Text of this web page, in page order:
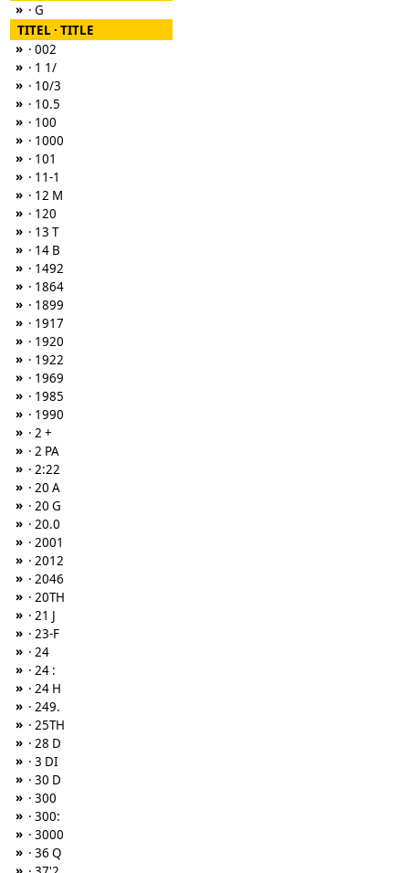
» · G
TITEL · TITLE
» · 002
» · 1 1/
» · 10/3
» · 10.5
» · 100
» · 1000
» · 101
» · 11-1
» · 12 M
» · 120
» · 13 T
» · 14 B
» · 1492
» · 1864
» · 1899
» · 1917
» · 1920
» · 1922
» · 1969
» · 1985
» · 1990
» · 2 +
» · 2 PA
» · 2:22
» · 20 A
» · 20 G
» · 20.0
» · 2001
» · 2012
» · 2046
» · 20TH
» · 21 J
» · 23-F
» · 24
» · 24 :
» · 24 H
» · 249.
» · 25TH
» · 28 D
» · 3 DI
» · 30 D
» · 300
» · 300:
» · 3000
» · 36 Q